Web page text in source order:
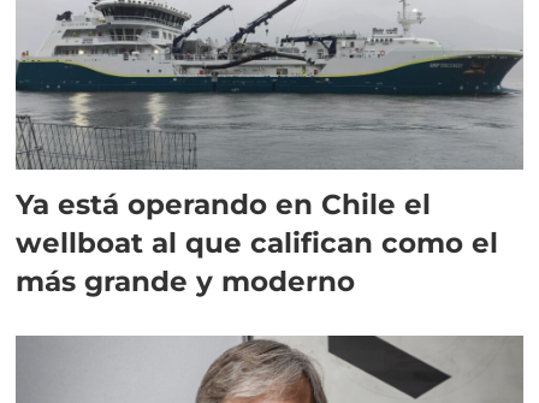
Ya está operando en Chile el
wellboat al que califican como el
más grande y moderno